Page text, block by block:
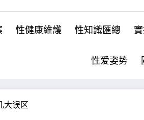
性健康維護 性知識匯總
性爱姿势
大误区